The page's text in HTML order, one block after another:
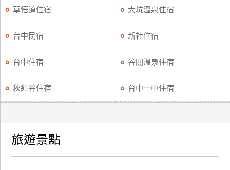
草悟道住宿 大坑溫泉住宿
台中民宿 新社住宿
台中住宿 谷關溫泉住宿
秋紅谷住宿 台中一中住宿
旅遊景點